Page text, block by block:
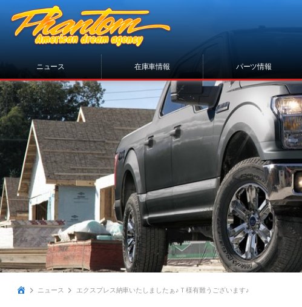
ニュース 在庫車情報 パーツ情報
ニュース エクスプレス納車いたしましたぁ♪Ｔ様有難うございます♪